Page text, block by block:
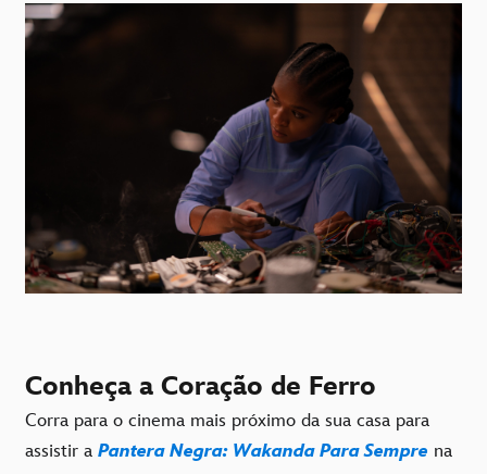
Conheça a Coração de Ferro
Corra para o cinema mais próximo da sua casa para
assistir a Pantera Negra: Wakanda Para Sempre na